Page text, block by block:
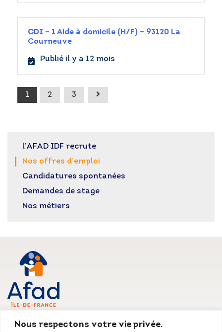
Nous respectons votre vie privée.
CDI – 1 Aide à domicile (H/F) – 93120 La
Courneuve
Publié il y a 12 mois
1 2 3
l’AFAD IDF recrute
Nos offres d’emploi
Candidatures spontanées
Demandes de stage
Nos métiers
AFAD IDF